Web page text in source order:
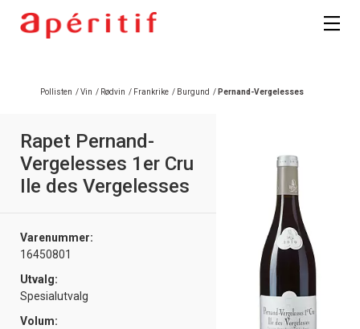
Pollisten /Vin / Rødvin / Frankrike / Burgund / Pernand-Vergelesses
Rapet Pernand-
Vergelesses 1er Cru
Ile des Vergelesses
Varenummer:
16450801
Utvalg:
Spesialutvalg
Volum: